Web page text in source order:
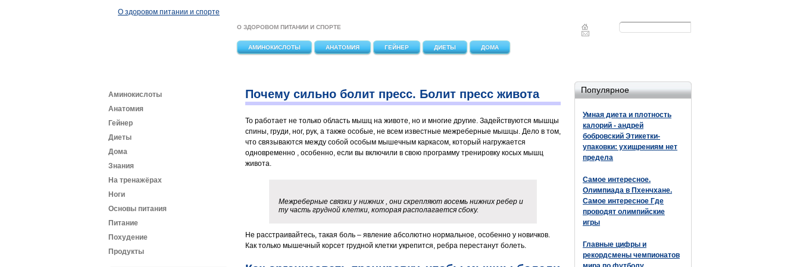
О здоровом питании и спорте
Форма
Поиск
О ЗДОРОВОМ ПИТАНИИ И СПОРТЕ
АМИНОКИСЛОТЫ АНАТОМИЯ ГЕЙНЕР ДИЕТЫ ДОМА
Популярное
Умная диета и плотность
калорий - андрей
бобровский Этикетки-
упаковки: ухищрениям нет
предела
Самое интересное.
Олимпиада в Пхенчхане.
Самое интересное Где
проводят олимпийские
игры
Главные цифры и
рекордсмены чемпионатов
Аминокислоты
Анатомия
Гейнер
Диеты
Дома
Знания
На тренажёрах
Ноги
Основы питания
Питание
Похудение
Продукты
Почему сильно болит пресс. Болит пресс живота
То работает не только область мышц на животе, но и многие другие. Задействуются мышцы
спины, груди, ног, рук, а также особые, не всем известные межреберные мышцы. Дело в том,
что связываются между собой особым мышечным каркасом, который нагружается
одновременно , особенно, если вы включили в свою программу тренировку косых мышц
живота.
Межреберные связки у нижних , они скрепляют восемь нижних ребер и
ту часть грудной клетки, которая располагается сбоку.
Не расстраивайтесь, такая боль – явление абсолютно нормальное, особенно у новичков.
Как только мышечный корсет грудной клетки укрепится, ребра перестанут болеть.